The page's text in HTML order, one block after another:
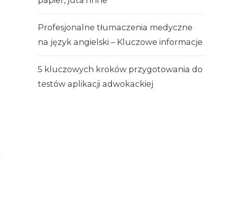
Profesjonalne tłumaczenia medyczne
na język angielski – Kluczowe informacje
5 kluczowych kroków przygotowania do
testów aplikacji adwokackiej